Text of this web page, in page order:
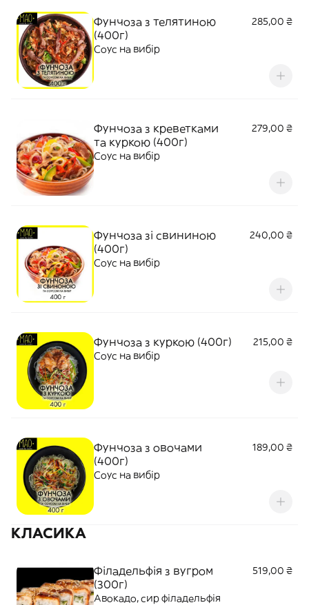
Фунчоза з телятиною
(400г)
285,00 ₴
Соус на вибір
Фунчоза з креветками
та куркою (400г)
279,00 ₴
Соус на вибір
Фунчоза зі свининою
(400г)
240,00 ₴
Соус на вибір
Фунчоза з куркою (400г)
215,00 ₴
Соус на вибір
Фунчоза з овочами
(400г)
189,00 ₴
Соус на вибір
КЛАСИКА
Філадельфія з вугром
(300г)
519,00 ₴
Авокадо, сир філадельфія